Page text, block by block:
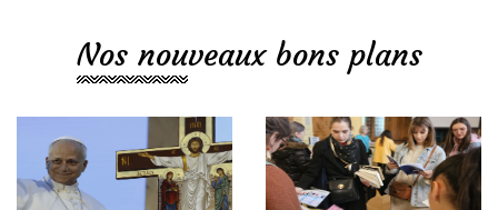
Nos nouveaux bons plans